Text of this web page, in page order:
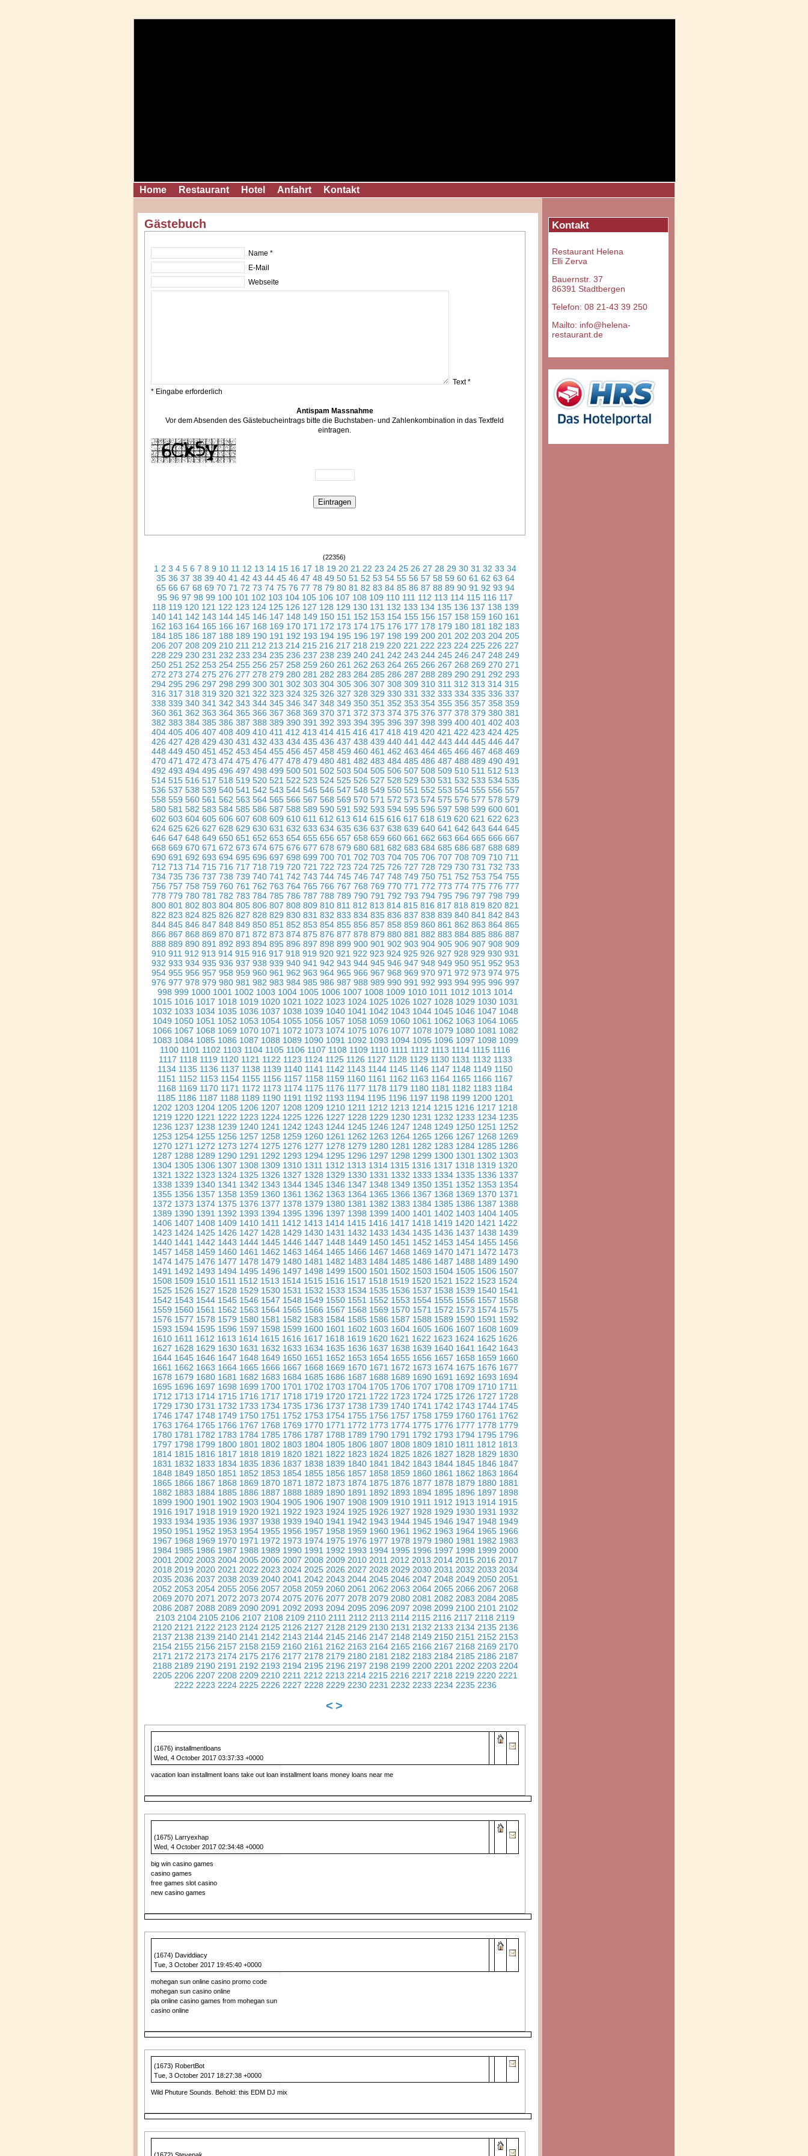
Home Restaurant Hotel Anfahrt Kontakt
Gästebuch
Name *
E-Mail
Webseite
Text *
* Eingabe erforderlich
Antispam Massnahme
Vor dem Absenden des Gästebucheintrags bitte die Buchstaben- und Zahlenkombination in das Textfeld
eintragen.
(22356)
1 2 3 4 5 6 7 8 9 10 11 12 13 14 15 16 17 18 19 20 21 22 23 24 25 26 27 28 29 30 31 32 33 34
35 36 37 38 39 40 41 42 43 44 45 46 47 48 49 50 51 52 53 54 55 56 57 58 59 60 61 62 63 64
65 66 67 68 69 70 71 72 73 74 75 76 77 78 79 80 81 82 83 84 85 86 87 88 89 90 91 92 93 94
95 96 97 98 99 100 101 102 103 104 105 106 107 108 109 110 111 112 113 114 115 116 117
118 119 120 121 122 123 124 125 126 127 128 129 130 131 132 133 134 135 136 137 138 139
140 141 142 143 144 145 146 147 148 149 150 151 152 153 154 155 156 157 158 159 160 161
162 163 164 165 166 167 168 169 170 171 172 173 174 175 176 177 178 179 180 181 182 183
184 185 186 187 188 189 190 191 192 193 194 195 196 197 198 199 200 201 202 203 204 205
206 207 208 209 210 211 212 213 214 215 216 217 218 219 220 221 222 223 224 225 226 227
228 229 230 231 232 233 234 235 236 237 238 239 240 241 242 243 244 245 246 247 248 249
250 251 252 253 254 255 256 257 258 259 260 261 262 263 264 265 266 267 268 269 270 271
272 273 274 275 276 277 278 279 280 281 282 283 284 285 286 287 288 289 290 291 292 293
294 295 296 297 298 299 300 301 302 303 304 305 306 307 308 309 310 311 312 313 314 315
316 317 318 319 320 321 322 323 324 325 326 327 328 329 330 331 332 333 334 335 336 337
338 339 340 341 342 343 344 345 346 347 348 349 350 351 352 353 354 355 356 357 358 359
360 361 362 363 364 365 366 367 368 369 370 371 372 373 374 375 376 377 378 379 380 381
382 383 384 385 386 387 388 389 390 391 392 393 394 395 396 397 398 399 400 401 402 403
404 405 406 407 408 409 410 411 412 413 414 415 416 417 418 419 420 421 422 423 424 425
426 427 428 429 430 431 432 433 434 435 436 437 438 439 440 441 442 443 444 445 446 447
448 449 450 451 452 453 454 455 456 457 458 459 460 461 462 463 464 465 466 467 468 469
470 471 472 473 474 475 476 477 478 479 480 481 482 483 484 485 486 487 488 489 490 491
492 493 494 495 496 497 498 499 500 501 502 503 504 505 506 507 508 509 510 511 512 513
514 515 516 517 518 519 520 521 522 523 524 525 526 527 528 529 530 531 532 533 534 535
536 537 538 539 540 541 542 543 544 545 546 547 548 549 550 551 552 553 554 555 556 557
558 559 560 561 562 563 564 565 566 567 568 569 570 571 572 573 574 575 576 577 578 579
580 581 582 583 584 585 586 587 588 589 590 591 592 593 594 595 596 597 598 599 600 601
602 603 604 605 606 607 608 609 610 611 612 613 614 615 616 617 618 619 620 621 622 623
624 625 626 627 628 629 630 631 632 633 634 635 636 637 638 639 640 641 642 643 644 645
646 647 648 649 650 651 652 653 654 655 656 657 658 659 660 661 662 663 664 665 666 667
668 669 670 671 672 673 674 675 676 677 678 679 680 681 682 683 684 685 686 687 688 689
690 691 692 693 694 695 696 697 698 699 700 701 702 703 704 705 706 707 708 709 710 711
712 713 714 715 716 717 718 719 720 721 722 723 724 725 726 727 728 729 730 731 732 733
734 735 736 737 738 739 740 741 742 743 744 745 746 747 748 749 750 751 752 753 754 755
756 757 758 759 760 761 762 763 764 765 766 767 768 769 770 771 772 773 774 775 776 777
778 779 780 781 782 783 784 785 786 787 788 789 790 791 792 793 794 795 796 797 798 799
800 801 802 803 804 805 806 807 808 809 810 811 812 813 814 815 816 817 818 819 820 821
822 823 824 825 826 827 828 829 830 831 832 833 834 835 836 837 838 839 840 841 842 843
844 845 846 847 848 849 850 851 852 853 854 855 856 857 858 859 860 861 862 863 864 865
866 867 868 869 870 871 872 873 874 875 876 877 878 879 880 881 882 883 884 885 886 887
888 889 890 891 892 893 894 895 896 897 898 899 900 901 902 903 904 905 906 907 908 909
910 911 912 913 914 915 916 917 918 919 920 921 922 923 924 925 926 927 928 929 930 931
932 933 934 935 936 937 938 939 940 941 942 943 944 945 946 947 948 949 950 951 952 953
954 955 956 957 958 959 960 961 962 963 964 965 966 967 968 969 970 971 972 973 974 975
976 977 978 979 980 981 982 983 984 985 986 987 988 989 990 991 992 993 994 995 996 997
998 999 1000 1001 1002 1003 1004 1005 1006 1007 1008 1009 1010 1011 1012 1013 1014
1015 1016 1017 1018 1019 1020 1021 1022 1023 1024 1025 1026 1027 1028 1029 1030 1031
1032 1033 1034 1035 1036 1037 1038 1039 1040 1041 1042 1043 1044 1045 1046 1047 1048
1049 1050 1051 1052 1053 1054 1055 1056 1057 1058 1059 1060 1061 1062 1063 1064 1065
1066 1067 1068 1069 1070 1071 1072 1073 1074 1075 1076 1077 1078 1079 1080 1081 1082
1083 1084 1085 1086 1087 1088 1089 1090 1091 1092 1093 1094 1095 1096 1097 1098 1099
1100 1101 1102 1103 1104 1105 1106 1107 1108 1109 1110 1111 1112 1113 1114 1115 1116
1117 1118 1119 1120 1121 1122 1123 1124 1125 1126 1127 1128 1129 1130 1131 1132 1133
1134 1135 1136 1137 1138 1139 1140 1141 1142 1143 1144 1145 1146 1147 1148 1149 1150
1151 1152 1153 1154 1155 1156 1157 1158 1159 1160 1161 1162 1163 1164 1165 1166 1167
1168 1169 1170 1171 1172 1173 1174 1175 1176 1177 1178 1179 1180 1181 1182 1183 1184
1185 1186 1187 1188 1189 1190 1191 1192 1193 1194 1195 1196 1197 1198 1199 1200 1201
1202 1203 1204 1205 1206 1207 1208 1209 1210 1211 1212 1213 1214 1215 1216 1217 1218
1219 1220 1221 1222 1223 1224 1225 1226 1227 1228 1229 1230 1231 1232 1233 1234 1235
1236 1237 1238 1239 1240 1241 1242 1243 1244 1245 1246 1247 1248 1249 1250 1251 1252
1253 1254 1255 1256 1257 1258 1259 1260 1261 1262 1263 1264 1265 1266 1267 1268 1269
1270 1271 1272 1273 1274 1275 1276 1277 1278 1279 1280 1281 1282 1283 1284 1285 1286
1287 1288 1289 1290 1291 1292 1293 1294 1295 1296 1297 1298 1299 1300 1301 1302 1303
1304 1305 1306 1307 1308 1309 1310 1311 1312 1313 1314 1315 1316 1317 1318 1319 1320
1321 1322 1323 1324 1325 1326 1327 1328 1329 1330 1331 1332 1333 1334 1335 1336 1337
1338 1339 1340 1341 1342 1343 1344 1345 1346 1347 1348 1349 1350 1351 1352 1353 1354
1355 1356 1357 1358 1359 1360 1361 1362 1363 1364 1365 1366 1367 1368 1369 1370 1371
1372 1373 1374 1375 1376 1377 1378 1379 1380 1381 1382 1383 1384 1385 1386 1387 1388
1389 1390 1391 1392 1393 1394 1395 1396 1397 1398 1399 1400 1401 1402 1403 1404 1405
1406 1407 1408 1409 1410 1411 1412 1413 1414 1415 1416 1417 1418 1419 1420 1421 1422
1423 1424 1425 1426 1427 1428 1429 1430 1431 1432 1433 1434 1435 1436 1437 1438 1439
1440 1441 1442 1443 1444 1445 1446 1447 1448 1449 1450 1451 1452 1453 1454 1455 1456
1457 1458 1459 1460 1461 1462 1463 1464 1465 1466 1467 1468 1469 1470 1471 1472 1473
1474 1475 1476 1477 1478 1479 1480 1481 1482 1483 1484 1485 1486 1487 1488 1489 1490
1491 1492 1493 1494 1495 1496 1497 1498 1499 1500 1501 1502 1503 1504 1505 1506 1507
1508 1509 1510 1511 1512 1513 1514 1515 1516 1517 1518 1519 1520 1521 1522 1523 1524
1525 1526 1527 1528 1529 1530 1531 1532 1533 1534 1535 1536 1537 1538 1539 1540 1541
1542 1543 1544 1545 1546 1547 1548 1549 1550 1551 1552 1553 1554 1555 1556 1557 1558
1559 1560 1561 1562 1563 1564 1565 1566 1567 1568 1569 1570 1571 1572 1573 1574 1575
1576 1577 1578 1579 1580 1581 1582 1583 1584 1585 1586 1587 1588 1589 1590 1591 1592
1593 1594 1595 1596 1597 1598 1599 1600 1601 1602 1603 1604 1605 1606 1607 1608 1609
1610 1611 1612 1613 1614 1615 1616 1617 1618 1619 1620 1621 1622 1623 1624 1625 1626
1627 1628 1629 1630 1631 1632 1633 1634 1635 1636 1637 1638 1639 1640 1641 1642 1643
1644 1645 1646 1647 1648 1649 1650 1651 1652 1653 1654 1655 1656 1657 1658 1659 1660
1661 1662 1663 1664 1665 1666 1667 1668 1669 1670 1671 1672 1673 1674 1675 1676 1677
1678 1679 1680 1681 1682 1683 1684 1685 1686 1687 1688 1689 1690 1691 1692 1693 1694
1695 1696 1697 1698 1699 1700 1701 1702 1703 1704 1705 1706 1707 1708 1709 1710 1711
1712 1713 1714 1715 1716 1717 1718 1719 1720 1721 1722 1723 1724 1725 1726 1727 1728
1729 1730 1731 1732 1733 1734 1735 1736 1737 1738 1739 1740 1741 1742 1743 1744 1745
1746 1747 1748 1749 1750 1751 1752 1753 1754 1755 1756 1757 1758 1759 1760 1761 1762
1763 1764 1765 1766 1767 1768 1769 1770 1771 1772 1773 1774 1775 1776 1777 1778 1779
1780 1781 1782 1783 1784 1785 1786 1787 1788 1789 1790 1791 1792 1793 1794 1795 1796
1797 1798 1799 1800 1801 1802 1803 1804 1805 1806 1807 1808 1809 1810 1811 1812 1813
1814 1815 1816 1817 1818 1819 1820 1821 1822 1823 1824 1825 1826 1827 1828 1829 1830
1831 1832 1833 1834 1835 1836 1837 1838 1839 1840 1841 1842 1843 1844 1845 1846 1847
1848 1849 1850 1851 1852 1853 1854 1855 1856 1857 1858 1859 1860 1861 1862 1863 1864
1865 1866 1867 1868 1869 1870 1871 1872 1873 1874 1875 1876 1877 1878 1879 1880 1881
1882 1883 1884 1885 1886 1887 1888 1889 1890 1891 1892 1893 1894 1895 1896 1897 1898
1899 1900 1901 1902 1903 1904 1905 1906 1907 1908 1909 1910 1911 1912 1913 1914 1915
1916 1917 1918 1919 1920 1921 1922 1923 1924 1925 1926 1927 1928 1929 1930 1931 1932
1933 1934 1935 1936 1937 1938 1939 1940 1941 1942 1943 1944 1945 1946 1947 1948 1949
1950 1951 1952 1953 1954 1955 1956 1957 1958 1959 1960 1961 1962 1963 1964 1965 1966
1967 1968 1969 1970 1971 1972 1973 1974 1975 1976 1977 1978 1979 1980 1981 1982 1983
1984 1985 1986 1987 1988 1989 1990 1991 1992 1993 1994 1995 1996 1997 1998 1999 2000
2001 2002 2003 2004 2005 2006 2007 2008 2009 2010 2011 2012 2013 2014 2015 2016 2017
2018 2019 2020 2021 2022 2023 2024 2025 2026 2027 2028 2029 2030 2031 2032 2033 2034
2035 2036 2037 2038 2039 2040 2041 2042 2043 2044 2045 2046 2047 2048 2049 2050 2051
2052 2053 2054 2055 2056 2057 2058 2059 2060 2061 2062 2063 2064 2065 2066 2067 2068
2069 2070 2071 2072 2073 2074 2075 2076 2077 2078 2079 2080 2081 2082 2083 2084 2085
2086 2087 2088 2089 2090 2091 2092 2093 2094 2095 2096 2097 2098 2099 2100 2101 2102
2103 2104 2105 2106 2107 2108 2109 2110 2111 2112 2113 2114 2115 2116 2117 2118 2119
2120 2121 2122 2123 2124 2125 2126 2127 2128 2129 2130 2131 2132 2133 2134 2135 2136
2137 2138 2139 2140 2141 2142 2143 2144 2145 2146 2147 2148 2149 2150 2151 2152 2153
2154 2155 2156 2157 2158 2159 2160 2161 2162 2163 2164 2165 2166 2167 2168 2169 2170
2171 2172 2173 2174 2175 2176 2177 2178 2179 2180 2181 2182 2183 2184 2185 2186 2187
2188 2189 2190 2191 2192 2193 2194 2195 2196 2197 2198 2199 2200 2201 2202 2203 2204
2205 2206 2207 2208 2209 2210 2211 2212 2213 2214 2215 2216 2217 2218 2219 2220 2221
2222 2223 2224 2225 2226 2227 2228 2229 2230 2231 2232 2233 2234 2235 2236
< >
(1676) installmentloans
Wed, 4 October 2017 03:37:33 +0000
vacation loan installment loans take out loan installment loans money loans near me
(1675) Larryexhap
Wed, 4 October 2017 02:34:48 +0000
big win casino games
casino games
free games slot casino
new casino games
(1674) Daviddiacy
Tue, 3 October 2017 19:45:40 +0000
mohegan sun online casino promo code
mohegan sun casino online
pla online casino games from mohegan sun
casino online
(1673) RobertBot
Tue, 3 October 2017 18:27:38 +0000
Wild Phuture Sounds. Behold: this EDM DJ mix
Kontakt
Restaurant Helena
Elli Zerva
Bauernstr. 37
86391 Stadtbergen
Telefon: 08 21-43 39 250
Mailto: info@helena-
restaurant.de